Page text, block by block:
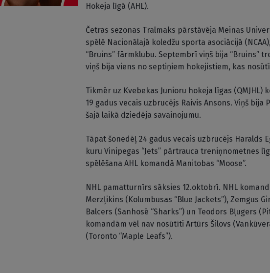
Hokeja līgā (AHL).
Četras sezonas Tralmaks pārstāvēja Meinas
spēlē Nacionālajā koledžu sporta asociācijā
“Bruins” fārmklubu. Septembrī viņš bija “Bruins”
viņš bija viens no septiņiem hokejistiem, kas
Tikmēr uz Kvebekas Junioru hokeja līgas (QMJHL)
19 gadus vecais uzbrucējs Raivis Ansons. Viņš bija
šajā laikā dziedēja savainojumu.
Tāpat šonedēļ 24 gadus vecais uzbrucējs Haralds
kuru Vinipegas “Jets” pārtrauca treniņnometnes
spēlēšana AHL komandā Manitobas “Moose”.
NHL pamatturnīrs sāksies 12.oktobrī. NHL
Merzļikins (Kolumbusas “Blue Jackets”), Zemgus
Balcers (Sanhosē “Sharks”) un Teodors Bļugers
komandām vēl nav nosūtīti Artūrs Šilovs
(Toronto “Maple Leafs”).